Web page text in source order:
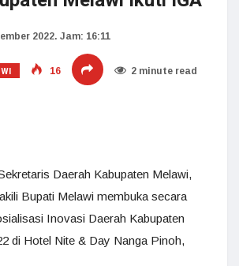
2022. Jam: 16:11
16 2 minute read
Daerah Kabupaten Melawi,
Bupati Melawi membuka secara
Inovasi Daerah Kabupaten
di Hotel Nite & Day Nanga Pinoh,